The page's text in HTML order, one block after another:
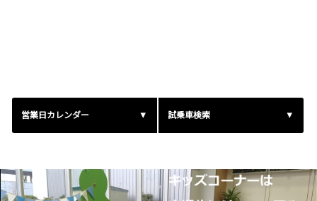
営業日カレンダー 試乗車検索